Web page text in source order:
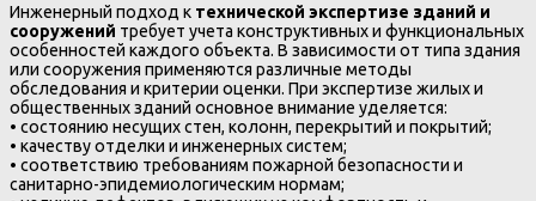
Инженерный подход к технической экспертизе зданий и
сооружений требует учета конструктивных и функциональных
особенностей каждого объекта. В зависимости от типа здания
или сооружения применяются различные методы
обследования и критерии оценки. При экспертизе жилых и
общественных зданий основное внимание уделяется:
• состоянию несущих стен, колонн, перекрытий и покрытий;
• качеству отделки и инженерных систем;
• соответствию требованиям пожарной безопасности и
санитарно-эпидемиологическим нормам;